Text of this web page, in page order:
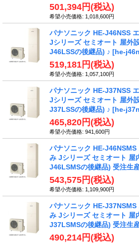
501,394円 (税込)
希望小売価格: 1,018,600円
パナソニック HE-J46NSS
Jシリーズ セミオート 屋外
J46LSSの後継品) ♪ [he-
519,181円 (税込)
希望小売価格: 1,057,100円
パナソニック HE-J37NSS
Jシリーズ セミオート 屋外
J37LSSの後継品) ♪ [he-
465,820円 (税込)
希望小売価格: 941,600円
パナソニック HE-
み Jシリーズ セミオート 屋
J46LSMSの後継品) 受注生
543,575円 (税込)
希望小売価格: 1,109,900円
パナソニック HE-
み Jシリーズ セミオート 屋
J37LSMSの後継品) 受注生
490,214円 (税込)